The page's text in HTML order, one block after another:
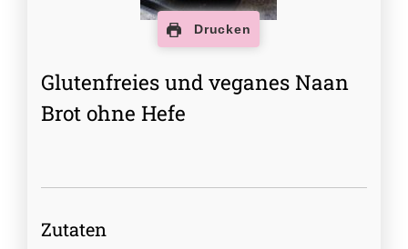
Drucken
Glutenfreies und veganes Naan
Brot ohne Hefe
Zutaten